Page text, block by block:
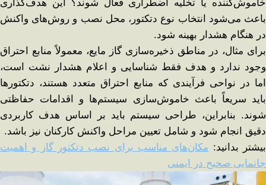
خاموش‌کننده یا تخلیه اضطراری فعال شوند؟ این هدف‌گذاری
باعث می‌شود انتخاب نوع دتکتور، محل نصب و روش‌های واکنش
در هنگام هشدار بهینه شود.
برای مثال، در مناطق ذخیره‌سازی گاز مایع، معمولاً منابع احتراق
وجود ندارد و هدف فقط شناسایی و اعلام هشدار نشت است،
اما در نواحی فرآیندی که منابع احتراق متعدد هستند، دتکتورها
باید سریعاً باعث خاموش‌سازی سیستم‌ها و اقدامات حفاظتی
شوند. بنابراین، طراحی سیستم باید بر اساس هدف کاربردی
دقیق انجام شود و شامل تعیین مراحل واکنش کارکنان نیز باشد.
بیشتر بدانید: مکان‌های مناسب برای نصب دتکتور گاز و اهمیت
جانمایی صحیح در ایمنی